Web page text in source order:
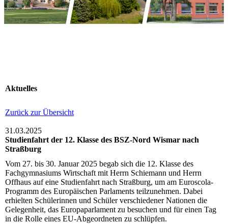
Aktuelles
Zurück zur Übersicht
31.03.2025
Studienfahrt der 12. Klasse des BSZ-Nord Wismar nach
Straßburg
Vom 27. bis 30. Januar 2025 begab sich die 12. Klasse des
Fachgymnasiums Wirtschaft mit Herrn Schiemann und Herrn
Offhaus auf eine Studienfahrt nach Straßburg, um am Euroscola-
Programm des Europäischen Parlaments teilzunehmen. Dabei
erhielten Schülerinnen und Schüler verschiedener Nationen die
Gelegenheit, das Europaparlament zu besuchen und für einen Tag
in die Rolle eines EU-Abgeordneten zu schlüpfen.